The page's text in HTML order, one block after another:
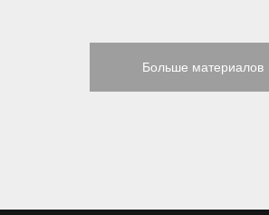
Больше материалов